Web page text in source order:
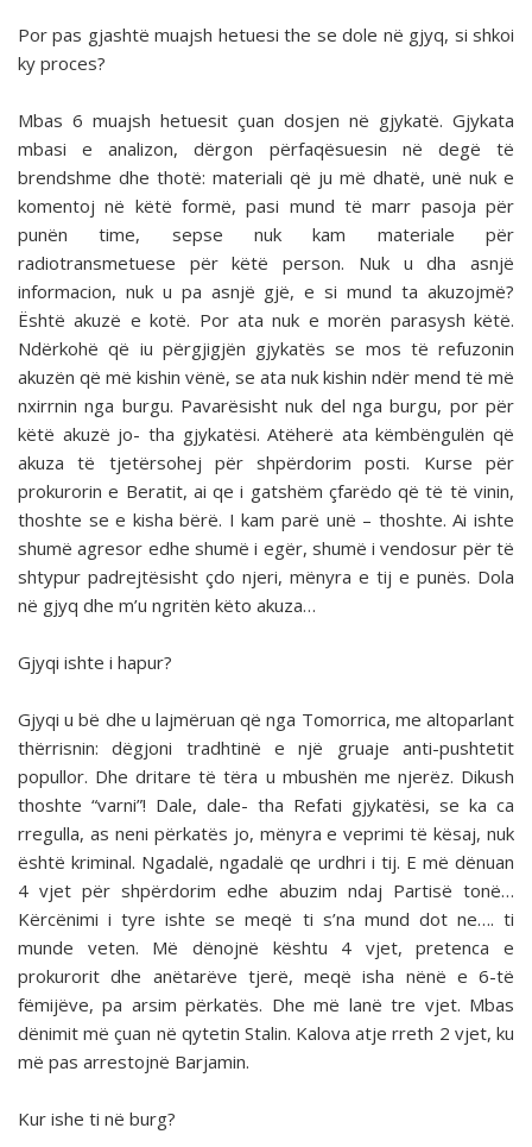
Por pas gjashtë muajsh hetuesi the se dole në gjyq, si shkoi
ky proces?
Mbas 6 muajsh hetuesit çuan dosjen në gjykatë. Gjykata
mbasi e analizon, dërgon përfaqësuesin në degë të
brendshme dhe thotë: materiali që ju më dhatë, unë nuk e
komentoj në këtë formë, pasi mund të marr pasoja për
punën time, sepse nuk kam materiale për
radiotransmetuese për këtë person. Nuk u dha asnjë
informacion, nuk u pa asnjë gjë, e si mund ta akuzojmë?
Është akuzë e kotë. Por ata nuk e morën parasysh këtë.
Ndërkohë që iu përgjigjën gjykatës se mos të refuzonin
akuzën që më kishin vënë, se ata nuk kishin ndër mend të më
nxirrnin nga burgu. Pavarësisht nuk del nga burgu, por për
këtë akuzë jo- tha gjykatësi. Atëherë ata këmbëngulën që
akuza të tjetërsohej për shpërdorim posti. Kurse për
prokurorin e Beratit, ai qe i gatshëm çfarëdo që të të vinin,
thoshte se e kisha bërë. I kam parë unë – thoshte. Ai ishte
shumë agresor edhe shumë i egër, shumë i vendosur për të
shtypur padrejtësisht çdo njeri, mënyra e tij e punës. Dola
në gjyq dhe m’u ngritën këto akuza…
Gjyqi ishte i hapur?
Gjyqi u bë dhe u lajmëruan që nga Tomorrica, me altoparlant
thërrisnin: dëgjoni tradhtinë e një gruaje anti-pushtetit
popullor. Dhe dritare të tëra u mbushën me njerëz. Dikush
thoshte “varni”! Dale, dale- tha Refati gjykatësi, se ka ca
rregulla, as neni përkatës jo, mënyra e veprimi të kësaj, nuk
është kriminal. Ngadalë, ngadalë qe urdhri i tij. E më dënuan
4 vjet për shpërdorim edhe abuzim ndaj Partisë tonë…
Kërcënimi i tyre ishte se meqë ti s’na mund dot ne…. ti
munde veten. Më dënojnë kështu 4 vjet, pretenca e
prokurorit dhe anëtarëve tjerë, meqë isha nënë e 6-të
fëmijëve, pa arsim përkatës. Dhe më lanë tre vjet. Mbas
dënimit më çuan në qytetin Stalin. Kalova atje rreth 2 vjet, ku
më pas arrestojnë Barjamin.
Kur ishe ti në burg?